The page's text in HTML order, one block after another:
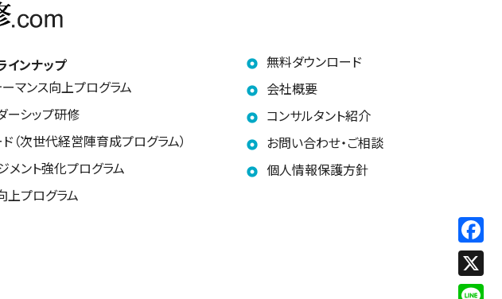
X
インナップ
マンス向上プログラム
ーシップ研修
（次世代経営陣育成プログラム）
メント強化プログラム
上プログラム
無料ダウンロード
会社概要
コンサルタント紹介
お問い合わせ・ご相談
個人情報保護方針